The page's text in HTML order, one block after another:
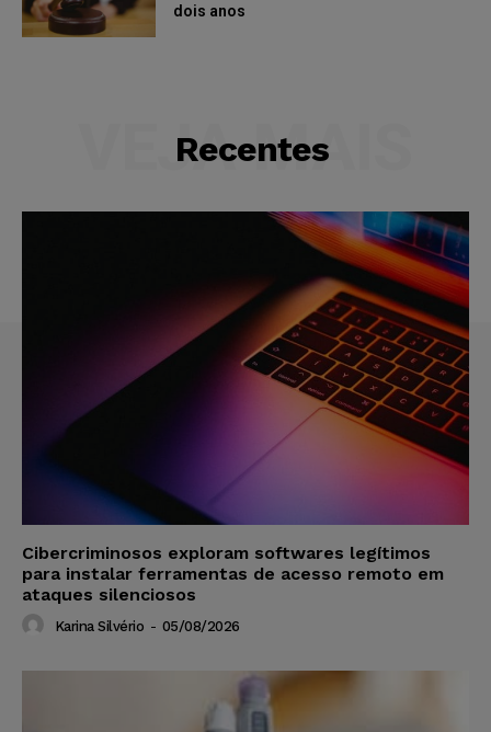
dois anos
Recentes
VEJA MAIS
Cibercriminosos exploram softwares legítimos
para instalar ferramentas de acesso remoto em
ataques silenciosos
Karina Silvério - 05/08/2026